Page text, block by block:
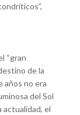
“gran
de la
años no era
del Sol
actualidad, el